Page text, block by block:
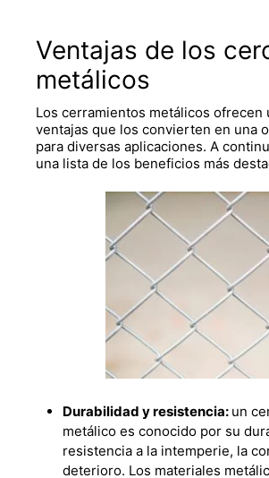
Ventajas de los
metálicos
Los cerramientos metálicos ofrecen
ventajas que los convierten en una
para diversas aplicaciones. A
una lista de los beneficios más
Durabilidad y resistencia: un
metálico es conocido por su
resistencia a la intemperie, la
deterioro. Los materiales